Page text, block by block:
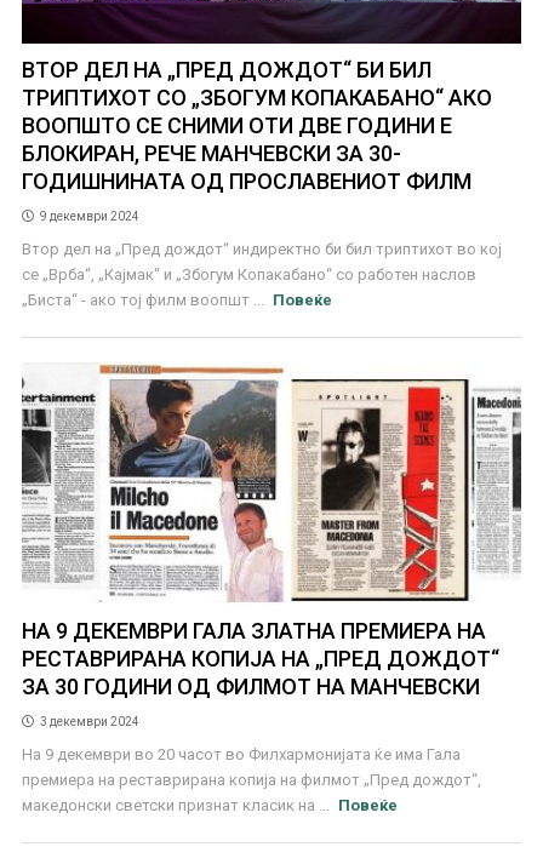
ВТОР ДЕЛ НА „ПРЕД ДОЖДОТ“ БИ БИЛ
ТРИПТИХОТ СО „ЗБОГУМ КОПАКАБАНО“ АКО
ВООПШТО СЕ СНИМИ ОТИ ДВЕ ГОДИНИ Е
БЛОКИРАН, РЕЧЕ МАНЧЕВСКИ ЗА 30-
ГОДИШНИНАТА ОД ПРОСЛАВЕНИОТ ФИЛМ
9 декември 2024
Втор дел на „Пред дождот“ индиректно би бил триптихот во кој
се „Врба“, „Кајмак“ и „Збогум Копакабано“ со работен наслов
„Биста“ - ако тој филм воопшт ...
Повеќе
НА 9 ДЕКЕМВРИ ГАЛА ЗЛАТНА ПРЕМИЕРА НА
РЕСТАВРИРАНА КОПИЈА НА „ПРЕД ДОЖДОТ“
ЗА 30 ГОДИНИ ОД ФИЛМОТ НА МАНЧЕВСКИ
3 декември 2024
На 9 декември во 20 часот во Филхармонијата ќе има Гала
премиера на реставрирана копија на филмот „Пред дождот“,
македонски светски признат класик на ...
Повеќе